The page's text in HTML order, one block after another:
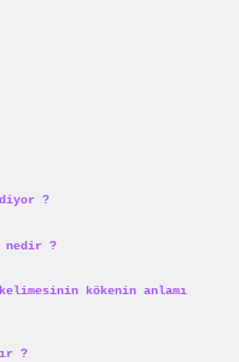
?
nedir ?
kökenin anlamı
?